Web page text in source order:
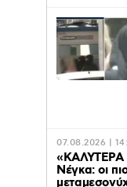
07.08.2026 |
«ΚΑΛΥΤΕΡΑ
Νέγκα: οι